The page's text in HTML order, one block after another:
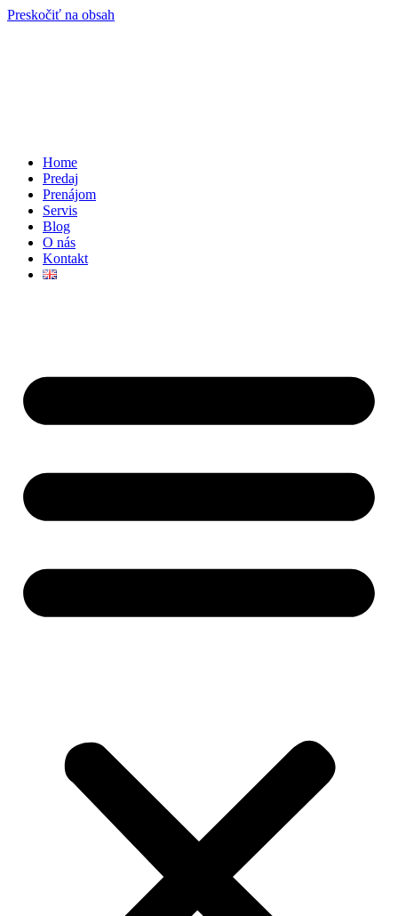
Preskočiť na obsah
Home
Predaj
Prenájom
Servis
Blog
O nás
Kontakt